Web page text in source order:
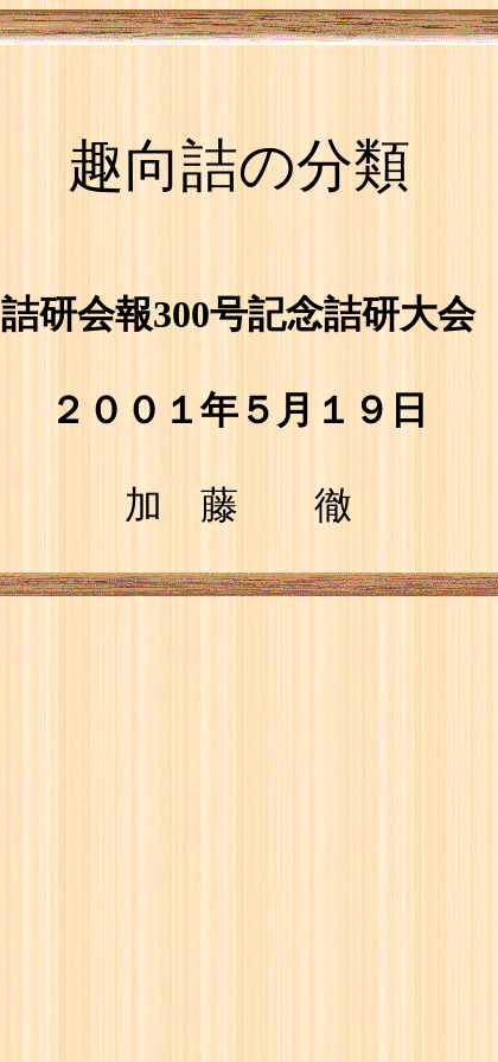
趣向詰の分類
詰研会報300号記念詰研大会
２００１年５月１９日
加 藤 徹